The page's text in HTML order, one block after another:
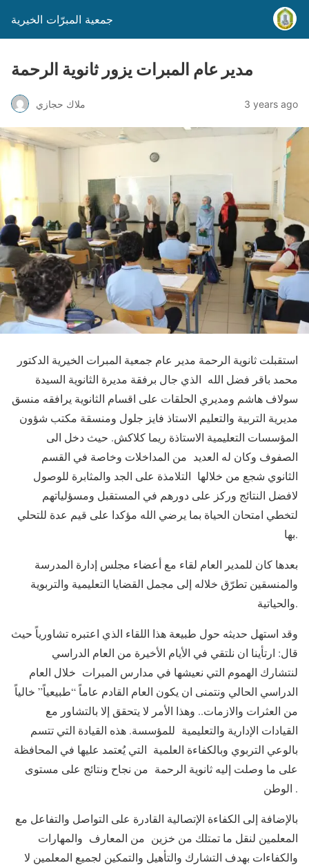
جمعية المبرّات الخيرية
مدير عام المبرات يزور ثانوية الرحمة
ملاك حجازي 3 years ago
استقبلت ثانوية الرحمة مدير عام جمعية المبرات الخيرية الدكتور
محمد باقر فضل الله الذي جال برفقة مديرة الثانوية السيدة
سولاف هاشم ومديري الحلقات على اقسام الثانوية يرافقه منسق
مديرية التربية والتعليم الاستاذ فايز جلول ومنسقة مكتب شؤون
المؤسسات التعليمية الاستاذة ريما كلاكش. حيث دخل الى
الصفوف وكان له العديد من المداخلات وخاصة في القسم
الثانوي شجع من خلالها التلامذة على الجد والمثابرة للوصول
لافضل النتائج وركز على دورهم في المستقبل ومسؤلياتهم
لتخطي امتحان الحياة بما يرضي الله مؤكدا على قيم عدة للتحلي
بها.
بعدها كان للمدير العام لقاء مع أعضاء مجلس إدارة المدرسة
والمنسقين تطرّق خلاله إلى مجمل القضايا التعليمية والتربوية
والحياتية.
وقد استهل حديثه حول طبيعة هذا اللقاء الذي اعتبره تشاورياً حيث
قال: ارتأينا ان نلتقي في الأيام الأخيرة من العام الدراسي
لنتشارك الهموم التي نعيشها في مدارس المبرات خلال العام
الدراسي الحالي ونتمنى ان يكون العام القادم عاماً “طبيعياً” خالياً
من العثرات والازمات.. وهذا الأمر لا يتحقق إلا بالتشاور مع
القيادات الإدارية والتعليمية للمؤسسة. هذه القيادة التي تتسم
بالوعي التربوي وبالكفاءة العلمية التي يُعتمد عليها في المحافظة
على ما وصلت إليه ثانوية الرحمة من نجاح ونتائج على مستوى
الوطن .
بالإضافة إلى الكفاءة الإتصالية القادرة على التواصل والتفاعل مع
المعلمين لنقل ما تمتلك من خزين من المعارف والمهارات
والكفاءات بهدف التشارك والتأهيل والتمكين لجميع المعلمين لا